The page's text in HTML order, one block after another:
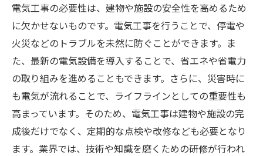
電気工事の必要性は、建物や施設の安全性を高めるため
に欠かせないものです。電気工事を行うことで、停電や
火災などのトラブルを未然に防ぐことができます。ま
た、最新の電気設備を導入することで、省エネや省電力
の取り組みを進めることもできます。さらに、災害時に
も電気が流れることで、ライフラインとしての重要性も
高まっています。そのため、電気工事は建物や施設の完
成後だけでなく、定期的な点検や改修なども必要となり
ます。業界では、技術や知識を磨くための研修が行われ